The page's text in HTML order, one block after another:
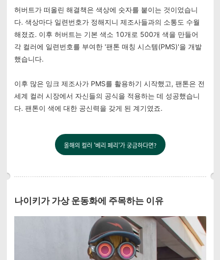
허버트가 떠올린 해결책은 색상에 숫자를 붙이는 것이었습니
다. 색상마다 일련번호가 정해지니 제조사들과의 소통도 수월
해졌죠. 이후 허버트는 기본 색소 10개로 500개 색을 만들어
각 컬러에 일련번호를 부여한 '팬톤 매칭 시스템(PMS)'을 개발
했습니다.
이후 많은 잉크 제조사가 PMS를 활용하기 시작했고, 팬톤은 전
세계 컬러 시장에서 자신들의 공식을 적용하는 데 성공했습니
다. 팬톤이 색에 대한 공신력을 갖게 된 계기였죠.
올해의 컬러 '베리 페리'가 궁금하다면?
나이키가 가상 운동화에 주목하는 이유